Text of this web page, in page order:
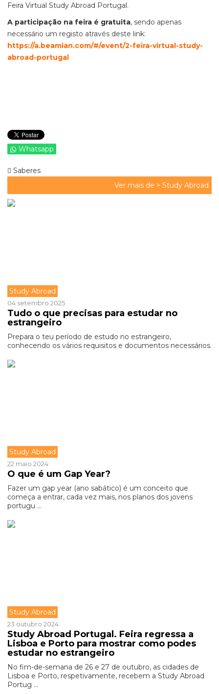
Feira Virtual Study Abroad Portugal.
A participação na feira é gratuita, sendo apenas
necessário um registo através deste link:
https://a.beamian.com/#/event/2-feira-virtual-study-
abroad-portugal
Whatsapp
Saberes
Ver mais de > Study Abroad
Study Abroad
04 setembro 2025
Tudo o que precisas para estudar no
estrangeiro
Prepara o teu período de estudo no estrangeiro,
conhecendo os vários requisitos e documentos necessários.
Study Abroad
22 maio 2024
O que é um Gap Year?
Fazer um gap year (ano sabático) é um conceito que
começa a entrar, cada vez mais, nos planos dos jovens
portugu ...
Study Abroad
23 outubro 2024
Study Abroad Portugal. Feira regressa a
Lisboa e Porto para mostrar como podes
estudar no estrangeiro
No fim-de-semana de 26 e 27 de outubro, as cidades de
Lisboa e Porto, respetivamente, recebem a Study Abroad
Portug ...